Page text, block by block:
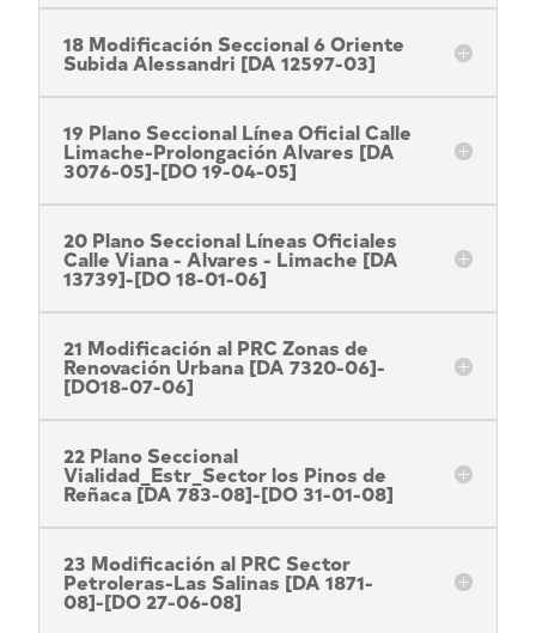
18 Modificación Seccional 6 Oriente
Subida Alessandri [DA 12597-03]
19 Plano Seccional Línea Oficial Calle
Limache-Prolongación Alvares [DA
3076-05]-[DO 19-04-05]
20 Plano Seccional Líneas Oficiales
Calle Viana - Alvares - Limache [DA
13739]-[DO 18-01-06]
21 Modificación al PRC Zonas de
Renovación Urbana [DA 7320-06]-
[DO18-07-06]
22 Plano Seccional
Vialidad_Estr_Sector los Pinos de
Reñaca [DA 783-08]-[DO 31-01-08]
23 Modificación al PRC Sector
Petroleras-Las Salinas [DA 1871-
08]-[DO 27-06-08]